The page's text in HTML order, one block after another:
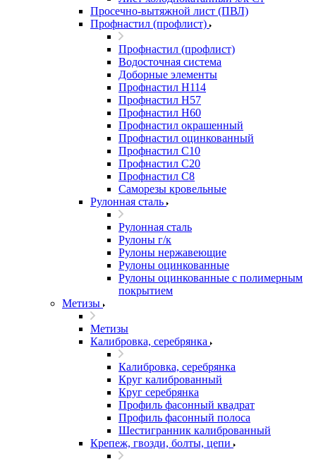
Просечно-вытяжной лист (ПВЛ)
Профнастил (профлист)
Профнастил (профлист)
Водосточная система
Доборные элементы
Профнастил Н114
Профнастил Н57
Профнастил Н60
Профнастил окрашенный
Профнастил оцинкованный
Профнастил С10
Профнастил С20
Профнастил С8
Саморезы кровельные
Рулонная сталь
Рулонная сталь
Рулоны г/к
Рулоны нержавеющие
Рулоны оцинкованные
Рулоны оцинкованные с полимерным
покрытием
Метизы
Метизы
Калибровка, серебрянка
Калибровка, серебрянка
Круг калиброванный
Круг серебрянка
Профиль фасонный квадрат
Профиль фасонный полоса
Шестигранник калиброванный
Крепеж, гвозди, болты, цепи